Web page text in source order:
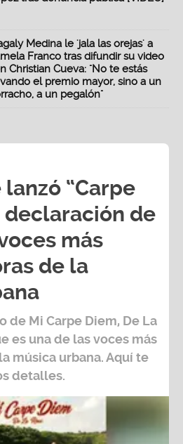
Medina le 'jala las orejas' a
Franco tras difundir su video
Christian Cueva: "No te estás
el premio mayor, sino a un
a un pegalón"
lanzó “Carpe
declaración de
más
de la
de Mi Carpe Diem, De La
es una de las voces más
música urbana. Aquí te
detalles.